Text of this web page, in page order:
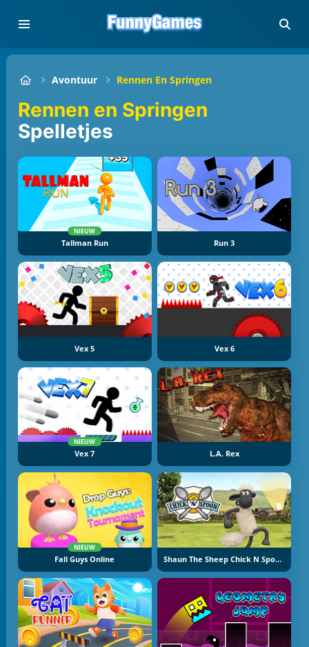
Avontuur Rennen En Springen
Rennen en Springen
Spelletjes
NIEUW
Tallman Run Run 3
Vex 5 Vex 6
NIEUW
Vex 7 L.A. Rex
NIEUW
Fall Guys Online Shaun The Sheep Chick N Spoon